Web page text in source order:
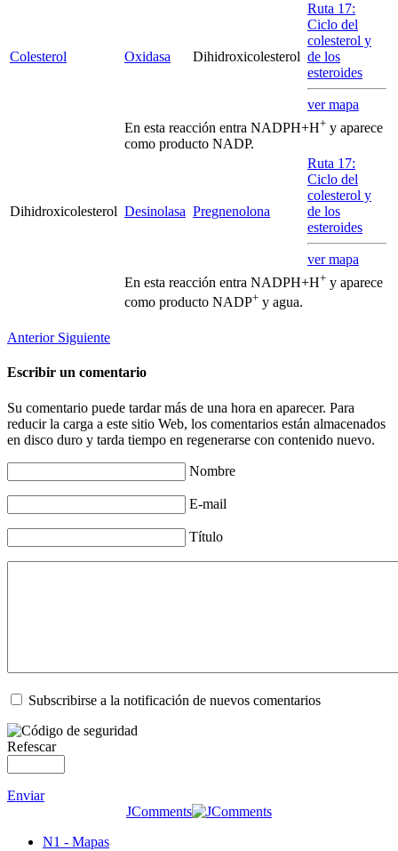
Colesterol Oxidasa Dihidroxicolesterol
Ruta 17:
Ciclo del
colesterol y
de los
esteroides
ver mapa
En esta reacción entra NADPH+H+ y aparece
como producto NADP.
Dihidroxicolesterol Desinolasa Pregnenolona
Ruta 17:
Ciclo del
colesterol y
de los
esteroides
ver mapa
En esta reacción entra NADPH+H+ y aparece
como producto NADP+ y agua.
Anterior Siguiente
Escribir un comentario
Su comentario puede tardar más de una hora en aparecer. Para
reducir la carga a este sitio Web, los comentarios están almacenados
en disco duro y tarda tiempo en regenerarse con contenido nuevo.
Nombre
E-mail
Título
Subscribirse a la notificación de nuevos comentarios
Refescar
Enviar
JComments
N1 - Mapas